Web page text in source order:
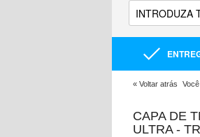
« Voltar atrás
CAPA DE
ULTRA -